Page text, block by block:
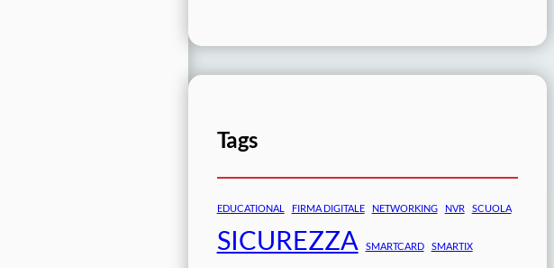
Tags
EDUCATIONAL FIRMA DIGITALE NETWORKING NVR SCUOLA
SICUREZZA SMARTCARD SMARTIX